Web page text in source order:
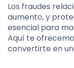
Los fraudes
aumento, y
esencial para
Aquí te
convertirte en